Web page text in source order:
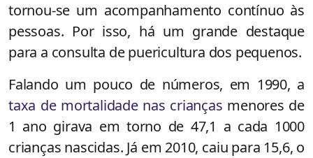
tornou-se um acompanhamento contínuo às
pessoas. Por isso, há um grande destaque
para a consulta de puericultura dos pequenos.
Falando um pouco de números, em 1990, a
taxa de mortalidade nas crianças menores de
1 ano girava em torno de 47,1 a cada 1000
crianças nascidas. Já em 2010, caiu para 15,6, o